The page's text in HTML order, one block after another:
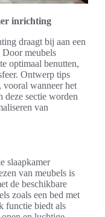
inrichting
draagt bij aan een
meubels
optimaal benutten,
Ontwerp tips
vooral wanneer het
deze sectie worden
van
slaapkamer
van meubels is
de beschikbare
zoals een bed met
functie biedt als